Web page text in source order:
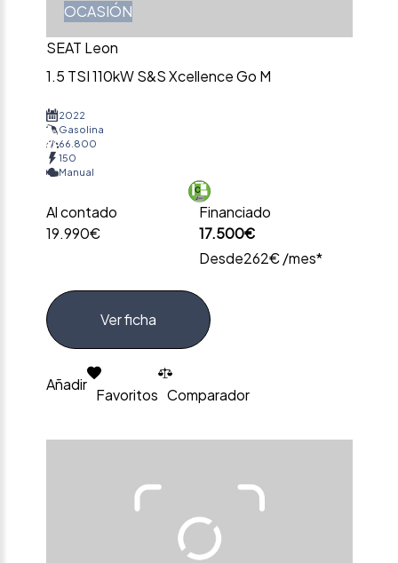
OCASIÓN
SEAT Leon
1.5 TSI 110kW S&S Xcellence Go M
2022
Gasolina
66.800
150
Manual
Al contado
19.990€
Financiado
17.500€
Desde262€ /mes*
Ver ficha
Añadir
Favoritos Comparador